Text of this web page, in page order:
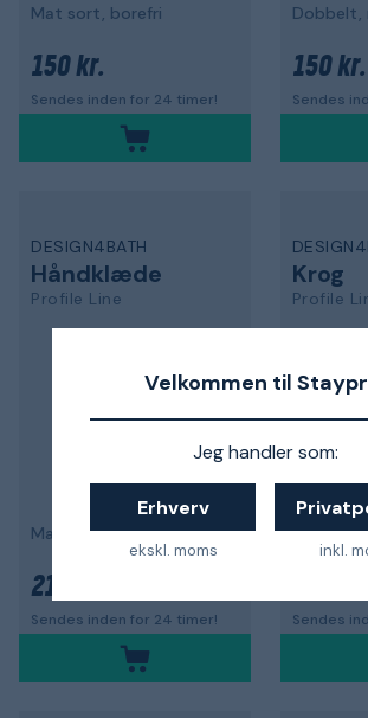
Velkommen til
Jeg handler som:
Erhverv
ekskl. moms inkl.
Mat sort, borefri
150 kr.
Sendes inden for 24 timer!
150 kr.
Sendes
DESIGN4BATH
Håndklæde
Profile Line
Mat sort, borefri
215 kr.
Sendes inden for 24 timer!
Krog
Profile
enkel,
Sendes